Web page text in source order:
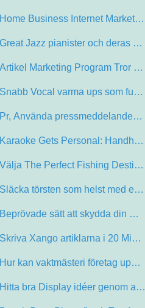
Home Business Internet Marketing Tips Du…
Great Jazz pianister och deras bidrag ti…
Artikel Marketing Program Tror de verkli…
Snabb Vocal varma ups som fungerar Wonde…
Pr, Använda pressmeddelanden att annons…
Karaoke Gets Personal: Handheld Devices …
Välja The Perfect Fishing Destination
Släcka törsten som helst med en Sport …
Beprövade sätt att skydda din Hit Song
Skriva Xango artiklarna i 20 Minutes
Hur kan vaktmästeri företag uppnår Fr…
Hitta bra Display idéer genom att göra…